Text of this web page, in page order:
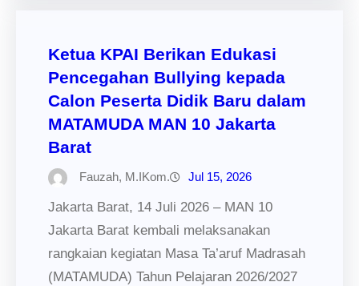
Ketua KPAI Berikan Edukasi
Pencegahan Bullying kepada
Calon Peserta Didik Baru dalam
MATAMUDA MAN 10 Jakarta
Barat
Fauzah, M.IKom. Jul 15, 2026
Jakarta Barat, 14 Juli 2026 – MAN 10
Jakarta Barat kembali melaksanakan
rangkaian kegiatan Masa Ta’aruf Madrasah
(MATAMUDA) Tahun Pelajaran 2026/2027